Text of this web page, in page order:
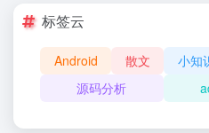
标签云
Android 散文 小知
源码分析